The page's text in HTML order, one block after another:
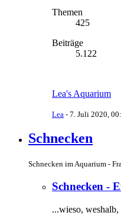
Themen
425
Beiträge
5.122
Lea's Aquarium
Lea - 7. Juli 2020,
Schnecken
Schnecken im Aquarium -
Schnecken -
...wieso,